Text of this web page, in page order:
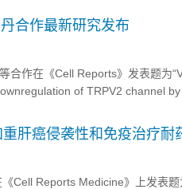
研究...
合作最新研究发布
合作在《Cell Reports》发表题为
of TRPV2 channel
肝癌侵袭性和免疫治疗耐
Cell Reports Medicine》上发表题